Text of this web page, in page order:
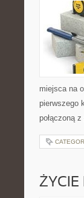
miejsca na
pierwszego
połączoną
ŻYCIE